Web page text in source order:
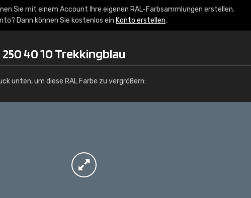
Sie mit einem Account Ihre eigenen RAL-Farbsammlungen erstellen.
Dann können Sie kostenlos ein Konto erstellen.
40 10 Trekkingblau
unten, um diese RAL Farbe zu vergrößern:
RAL K7 auf Wasserbasis